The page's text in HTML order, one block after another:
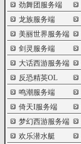
劲舞团服务端
龙族服务端
美丽世界服务端
剑灵服务端
大话西游服务端
反恐精英OL
鸣潮服务端
倚天I服务端
梦幻西游服务端
欢乐潜水艇